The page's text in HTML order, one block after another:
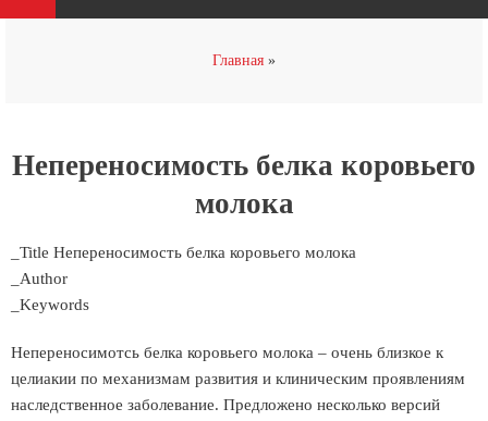
Главная
Непереносимость белка коровьего
молока
_Title Непереносимость белка коровьего молока
_Author
_Keywords
Непереносимотсь белка коровьего молока – очень близкое к
целиакии по механизмам развития и клиническим проявлениям
наследственное заболевание. Предложено несколько версий